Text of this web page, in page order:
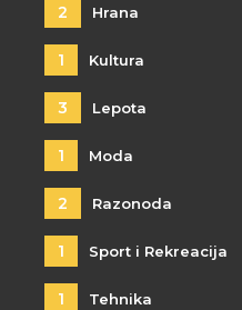
2 Hrana
1 Kultura
3 Lepota
1 Moda
2 Razonoda
1 Sport i Rekreacija
1 Tehnika